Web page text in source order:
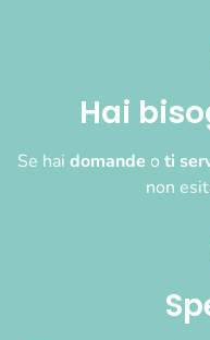
Hai
Se hai domande o ti
non